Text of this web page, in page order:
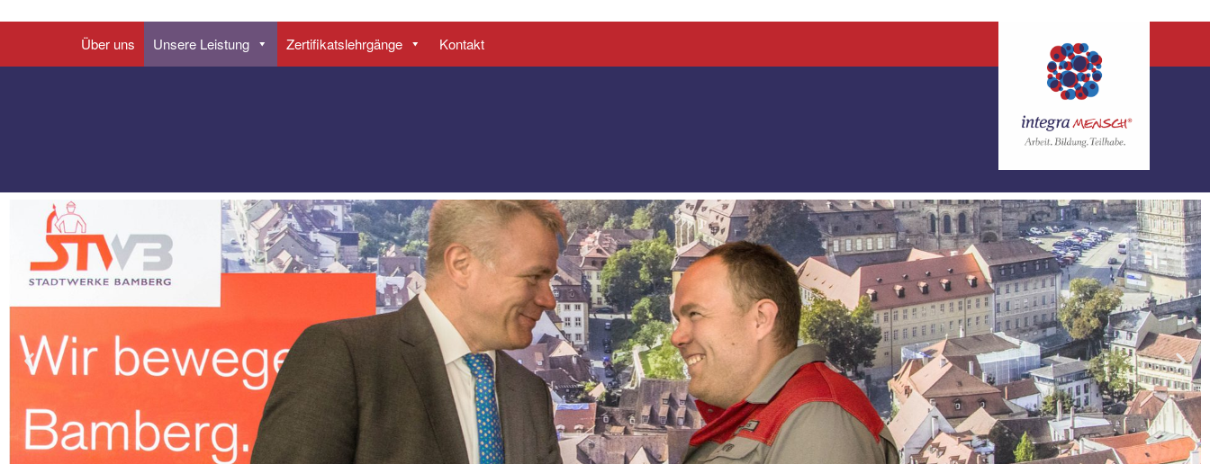
Über uns Unsere Leistung Zertifikatslehrgänge Kontakt